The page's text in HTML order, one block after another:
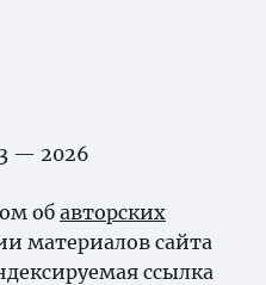
— 2026
об авторских
материалов сайта
ссылка